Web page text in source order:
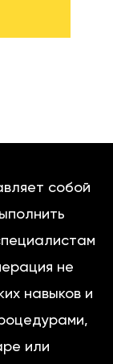
собой
не
навыков и
или